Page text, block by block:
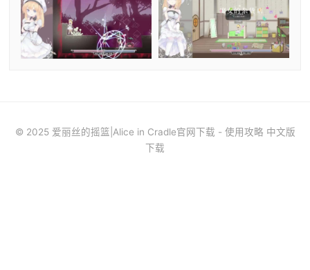
© 2025 爱丽丝的摇篮|Alice in Cradle官网下载 - 使用攻略 中文版
下载